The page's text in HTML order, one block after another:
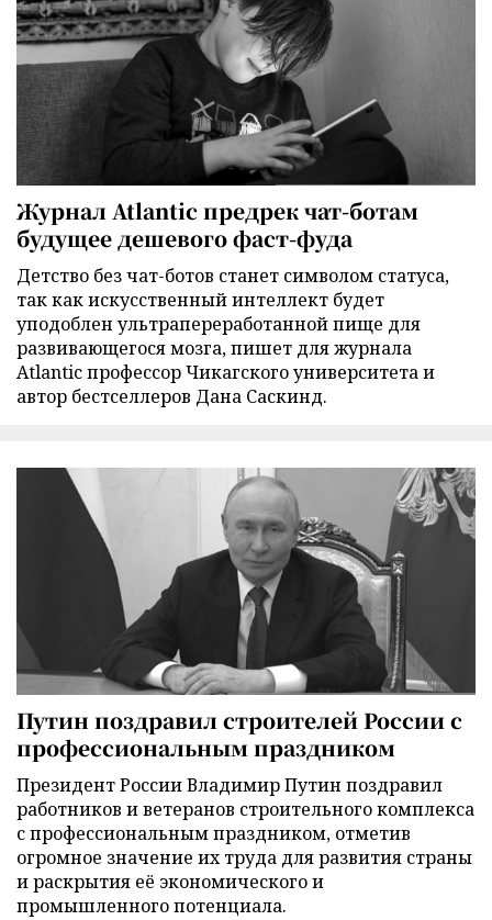
Журнал Atlantic предрек чат-ботам
будущее дешевого фаст-фуда
Детство без чат-ботов станет символом статуса,
так как искусственный интеллект будет
уподоблен ультрапереработанной пище для
развивающегося мозга, пишет для журнала
Atlantic профессор Чикагского университета и
автор бестселлеров Дана Саскинд.
Путин поздравил строителей России с
профессиональным праздником
Президент России Владимир Путин поздравил
работников и ветеранов строительного комплекса
с профессиональным праздником, отметив
огромное значение их труда для развития страны
и раскрытия её экономического и
промышленного потенциала.